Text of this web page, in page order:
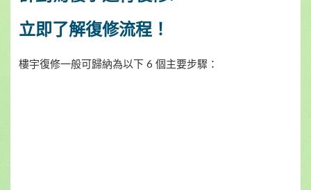
立即了解復修流程！
樓宇復修一般可歸納為以下 6 個主要步驟：